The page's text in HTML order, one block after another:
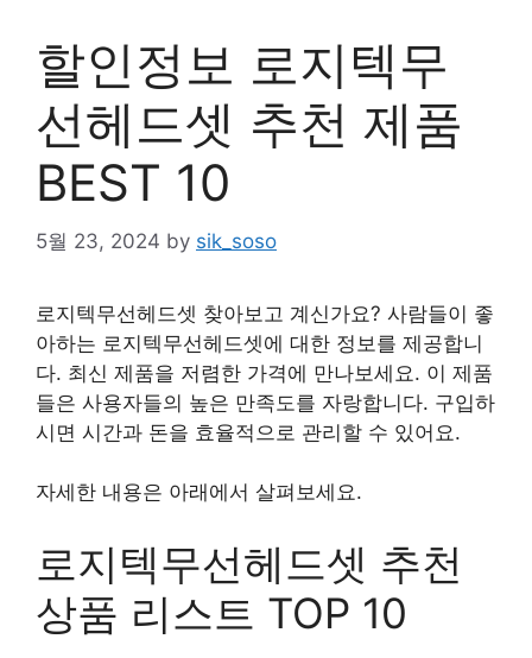
할인정보 로지텍무
선헤드셋 추천 제품
BEST 10
5월 23, 2024 by sik_soso
로지텍무선헤드셋 찾아보고 계신가요? 사람들이 좋
아하는 로지텍무선헤드셋에 대한 정보를 제공합니
다. 최신 제품을 저렴한 가격에 만나보세요. 이 제품
들은 사용자들의 높은 만족도를 자랑합니다. 구입하
시면 시간과 돈을 효율적으로 관리할 수 있어요.
자세한 내용은 아래에서 살펴보세요.
로지텍무선헤드셋 추천
상품 리스트 TOP 10